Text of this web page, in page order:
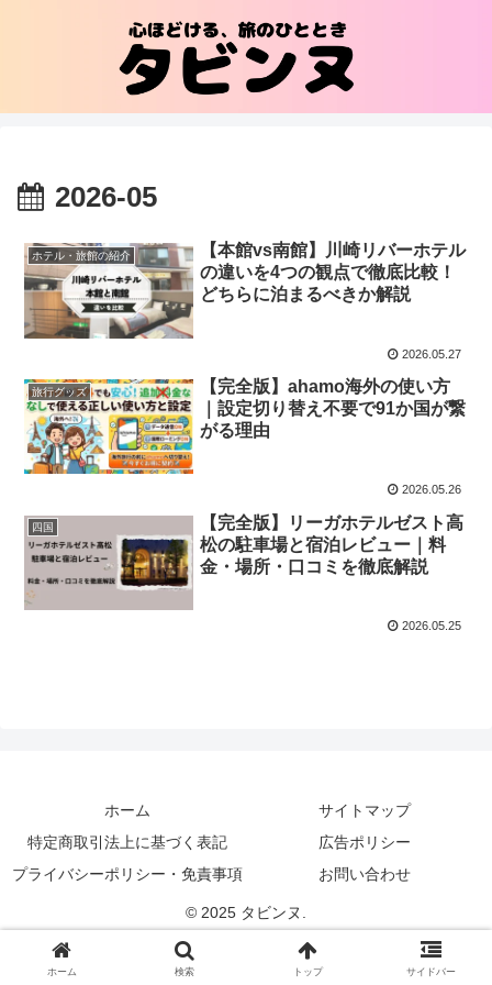
2026-05
ホテル・旅館の紹介
【本館vs南館】川崎リバーホテル
の違いを4つの観点で徹底比較！
どちらに泊まるべきか解説
2026.05.27
旅行グッズ
【完全版】ahamo海外の使い方
｜設定切り替え不要で91か国が繋
がる理由
2026.05.26
四国
【完全版】リーガホテルゼスト高
松の駐車場と宿泊レビュー｜料
金・場所・口コミを徹底解説
2026.05.25
ホーム
サイトマップ
特定商取引法上に基づく表記
広告ポリシー
プライバシーポリシー・免責事項
お問い合わせ
© 2025 タビンヌ.
ホーム 検索 トップ サイドバー